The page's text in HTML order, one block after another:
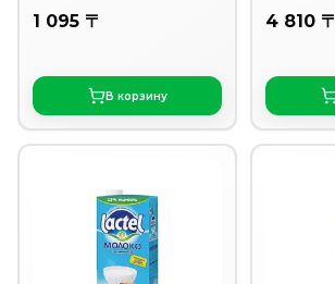
1 095 〒
В корзину
4 810 〒